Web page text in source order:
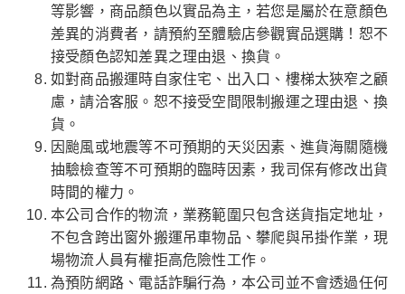
等影響，商品顏色以實品為主，若您是屬於在意顏色
差異的消費者，請預約至體驗店參觀實品選購！恕不
接受顏色認知差異之理由退、換貨。
如對商品搬運時自家住宅、出入口、樓梯太狹窄之顧
慮，請洽客服。恕不接受空間限制搬運之理由退、換
貨。
因颱風或地震等不可預期的天災因素、進貨海關隨機
抽驗檢查等不可預期的臨時因素，我司保有修改出貨
時間的權力。
本公司合作的物流，業務範圍只包含送貨指定地址，
不包含跨出窗外搬運吊車物品、攀爬與吊掛作業，現
場物流人員有權拒高危險性工作。
為預防網路、電話詐騙行為，本公司並不會透過任何